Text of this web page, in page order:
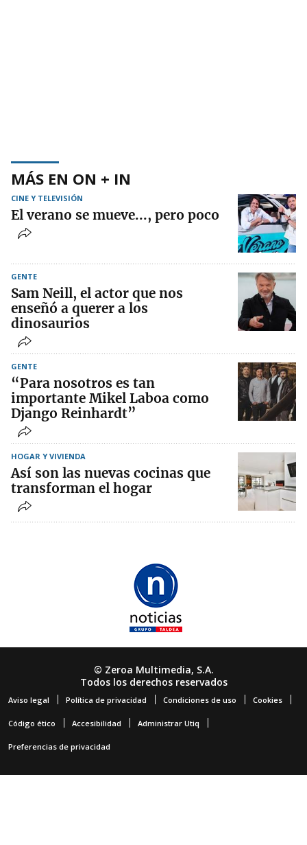
MÁS EN ON + IN
CINE Y TELEVISIÓN
El verano se mueve..., pero poco
GENTE
Sam Neill, el actor que nos
enseñó a querer a los
dinosaurios
GENTE
“Para nosotros es tan
importante Mikel Laboa como
Django Reinhardt”
HOGAR Y VIVIENDA
Así son las nuevas cocinas que
transforman el hogar
© Zeroa Multimedia, S.A.
Todos los derechos reservados
Aviso legal Política de privacidad Condiciones de uso Cookies
Código ético Accesibilidad Administrar Utiq
Preferencias de privacidad